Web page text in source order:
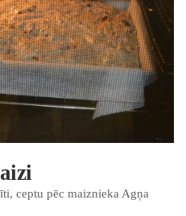
ceptu pēc maiznieka Agņa